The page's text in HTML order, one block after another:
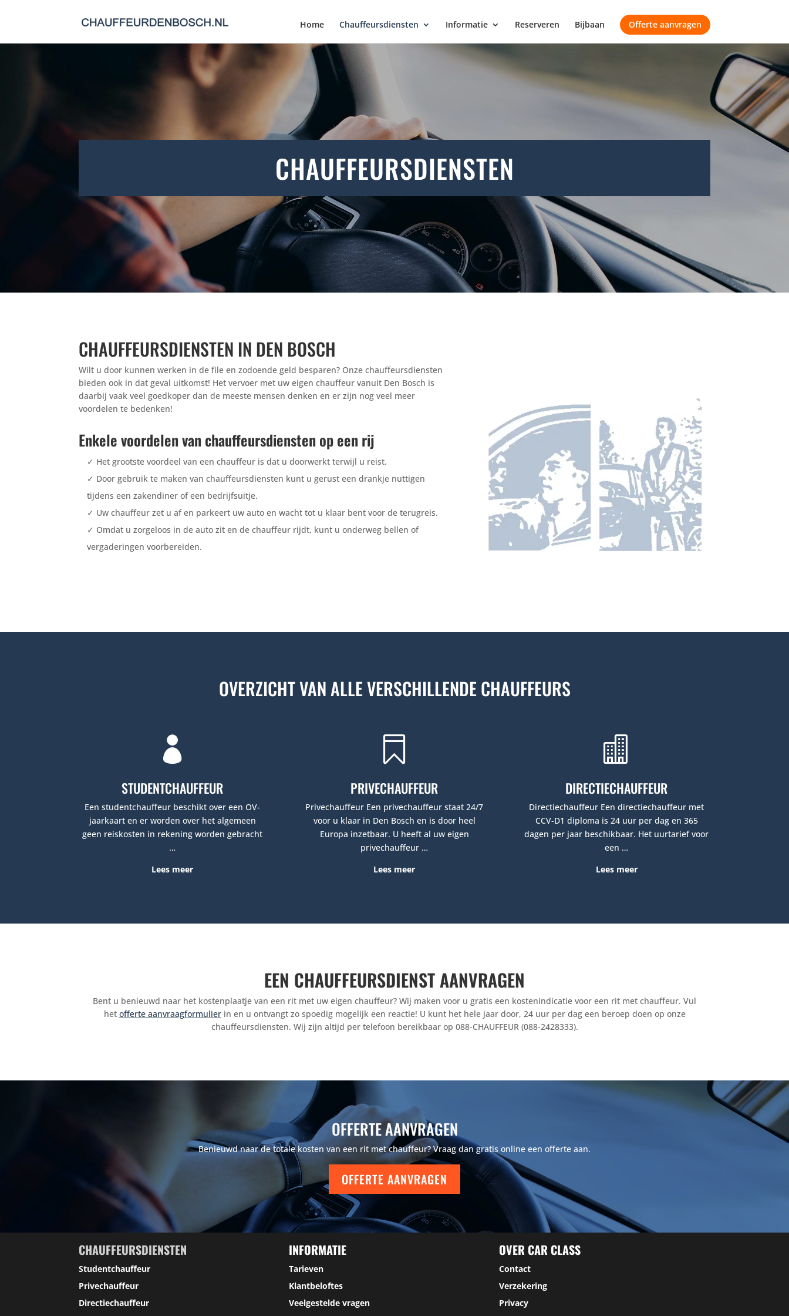
Home Chauffeursdiensten Informatie Reserveren Bijbaan Offerte aanvragen
CHAUFFEURSDIENSTEN
CHAUFFEURSDIENSTEN IN DEN BOSCH
Wilt u door kunnen werken in de file en zodoende geld besparen? Onze chauffeursdiensten
bieden ook in dat geval uitkomst! Het vervoer met uw eigen chauffeur vanuit Den Bosch is
daarbij vaak veel goedkoper dan de meeste mensen denken en er zijn nog veel meer
voordelen te bedenken!
Enkele voordelen van chauffeursdiensten op een rij
✓ Het grootste voordeel van een chauffeur is dat u doorwerkt terwijl u reist.
✓ Door gebruik te maken van chauffeursdiensten kunt u gerust een drankje nuttigen
tijdens een zakendiner of een bedrijfsuitje.
✓ Uw chauffeur zet u af en parkeert uw auto en wacht tot u klaar bent voor de terugreis.
✓ Omdat u zorgeloos in de auto zit en de chauffeur rijdt, kunt u onderweg bellen of
vergaderingen voorbereiden.
OVERZICHT VAN ALLE VERSCHILLENDE CHAUFFEURS

STUDENTCHAUFFEUR
Eenstudentchauffeur beschikt over een OV-
jaarkaart en er worden over het algemeen
geen reiskosten in rekening worden gebracht
…
Lees meer

PRIVECHAUFFEUR
Privechauffeur Een privechauffeur staat 24/7
voor u klaar in Den Bosch en is door heel
Europa inzetbaar. U heeft al uw eigen
privechauffeur …
Lees meer

DIRECTIECHAUFFEUR
Directiechauffeur Een directiechauffeur met
CCV-D1 diploma is 24 uur per dag en 365
dagen per jaar beschikbaar. Het uurtarief voor
een …
Lees meer
EEN CHAUFFEURSDIENST AANVRAGEN
Bent u benieuwd naar het kostenplaatje van een rit met uw eigen chauffeur? Wij maken voor u gratis een kostenindicatie voor een rit met chauffeur. Vul
het offerte aanvraagformulier in en u ontvangt zo spoedig mogelijk een reactie! U kunt het hele jaar door, 24 uur per dag een beroep doen op onze
chauffeursdiensten. Wij zijn altijd per telefoon bereikbaar op 088-CHAUFFEUR (088-2428333).
OFFERTE AANVRAGEN
Benieuwd naar de totale kosten van een rit met chauffeur? Vraag dan gratis online een offerte aan.
OFFERTE AANVRAGEN
CHAUFFEURSDIENSTEN INFORMATIE OVER CAR CLASS
Studentchauffeur Tarieven
Contact
Privechauffeur
Klantbeloftes
Verzekering
Directiechauffeur
Veelgestelde vragen
Privacy